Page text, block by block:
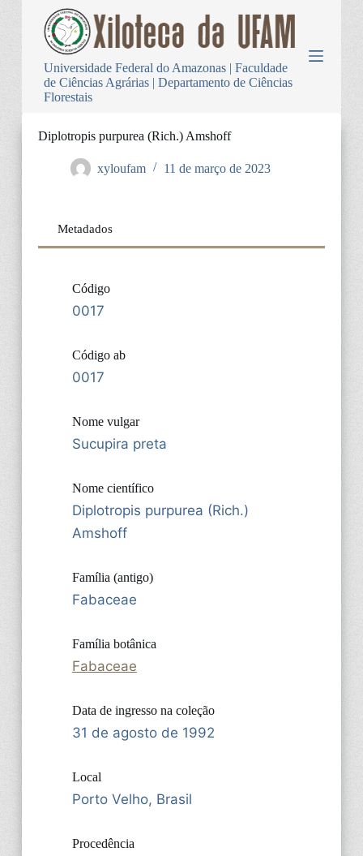
Universidade Federal do Amazonas | Faculdade
de Ciências Agrárias | Departamento de Ciências
Florestais
Diplotropis purpurea (Rich.) Amshoff
xyloufam 11 de março de 2023
Metadados
Código
0017
Código ab
0017
Nome vulgar
Sucupira preta
Nome científico
Diplotropis purpurea (Rich.)
Amshoff
Família (antigo)
Fabaceae
Família botânica
Fabaceae
Data de ingresso na coleção
31 de agosto de 1992
Local
Porto Velho, Brasil
Procedência